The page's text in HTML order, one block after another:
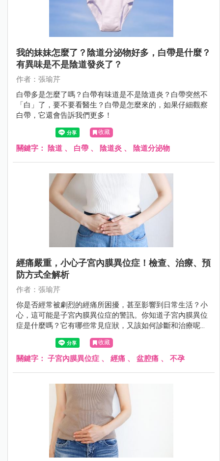
我的妹妹怎麼了？陰道分泌物好多，白帶是什麼？
有異味是不是陰道發炎了？
作者：張瑜芹
白帶多是怎麼了嗎？白帶有味道是不是陰道炎？白帶突然不
「白」了，要不要看醫生？白帶是怎麼來的，如果仔細觀察
白帶，它還會告訴我們更多！
收藏
關鍵字： 陰道 、 白帶 、 陰道炎 、 陰道分泌物
經痛嚴重，小心子宮內膜異位症！檢查、治療、預
防方式全解析
作者：張瑜芹
你是否經常被劇烈的經痛所困擾，甚至影響到日常生活？小
心，這可能是子宮內膜異位症的警訊。你知道子宮內膜異位
症是什麼嗎？它有哪些常見症狀，又該如何診斷和治療呢？
該如何預防才對？
收藏
關鍵字： 子宮內膜異位症 、 經痛 、 盆腔痛 、 不孕